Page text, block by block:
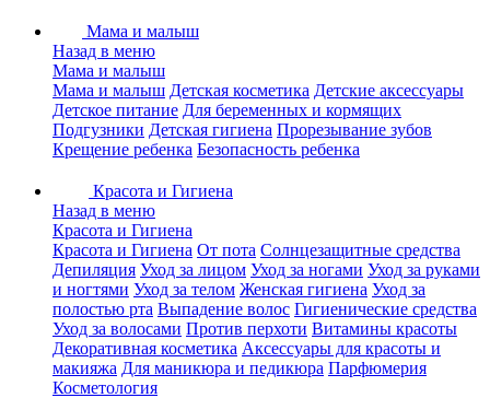
Мама и малыш
Назад в меню
Мама и малыш
Мама и малыш Детская косметика Детские аксессуары
Детское питание Для беременных и кормящих
Подгузники Детская гигиена Прорезывание зубов
Крещение ребенка Безопасность ребенка
Красота и Гигиена
Назад в меню
Красота и Гигиена
Красота и Гигиена От пота Солнцезащитные средства
Депиляция Уход за лицом Уход за ногами Уход за руками
и ногтями Уход за телом Женская гигиена Уход за
полостью рта Выпадение волос Гигиенические средства
Уход за волосами Против перхоти Витамины красоты
Декоративная косметика Аксессуары для красоты и
макияжа Для маникюра и педикюра Парфюмерия
Косметология